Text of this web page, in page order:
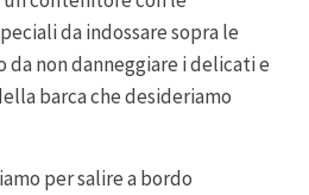
da indossare sopra le
da non danneggiare i delicati e
barca che desideriamo
per salire a bordo